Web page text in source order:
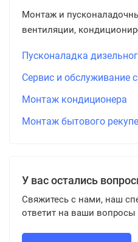
Монтаж и
вентиляции,
Пусконаладка
Сервис и обслуживание
Монтаж кондиционера
Монтаж бытового
У вас остались
Свяжитесь с нами, наш
ответит на ваши вопросы